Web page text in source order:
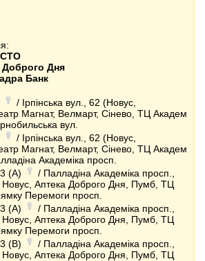
СТО
Доброго Дня
Банк
/ Ірпінська вул., 62 (Новус,
Магнат, Велмарт, Сінево, ТЦ Академ
вул.
/ Ірпінська вул., 62 (Новус,
Магнат, Велмарт, Сінево, ТЦ Академ
Академіка просп.
(A)
/ Палладіна Академіка просп.,
Аптека Доброго Дня, Пумб, ТЦ
Перемоги просп.
(A)
/ Палладіна Академіка просп.,
Аптека Доброго Дня, Пумб, ТЦ
Перемоги просп.
(B)
/ Палладіна Академіка просп.,
Аптека Доброго Дня, Пумб, ТЦ